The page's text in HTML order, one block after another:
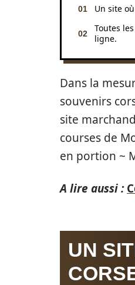
Un site
Toutes
ligne.
Dans la
souvenirs
site
courses de
en portion ~
A lire aussi :
UN